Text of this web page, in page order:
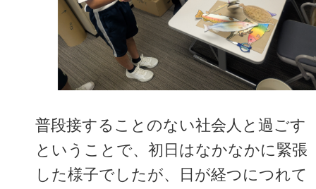
普段接することのない社会人と過ごす
ということで、初日はなかなかに緊張
した様子でしたが、日が経つにつれて